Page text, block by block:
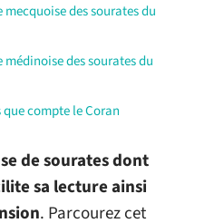
des sourates du
des sourates du
compte le Coran
de sourates dont
sa lecture ainsi
. Parcourez cet